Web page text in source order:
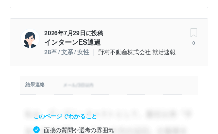
2026年7月29日に投稿
インターンES通過
28卒 / 文系 / 女性 野村不動産株式会社 就活速報
0
結果連絡
このページでわかること
面接の質問や選考の雰囲気